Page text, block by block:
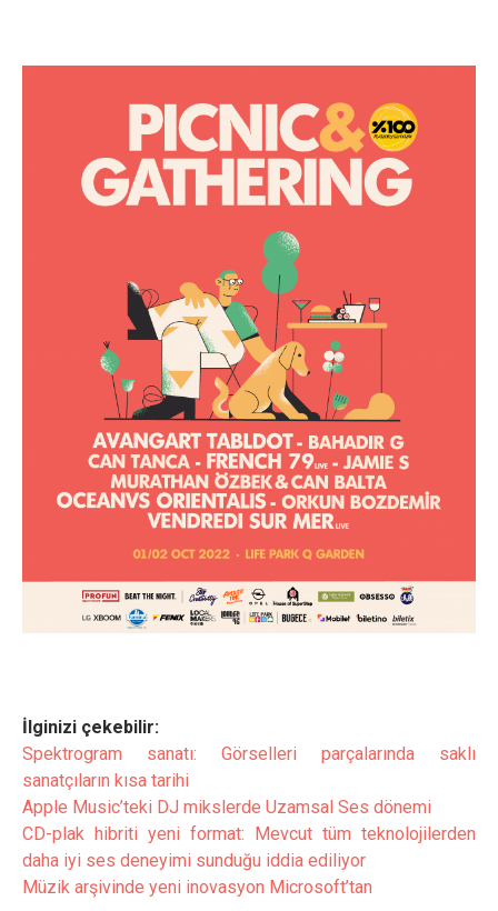
İlginizi çekebilir:
Spektrogram sanatı: Görselleri parçalarında saklı
sanatçıların kısa tarihi
Apple Music’teki DJ mikslerde Uzamsal Ses dönemi
CD-plak hibriti yeni format: Mevcut tüm teknolojilerden
daha iyi ses deneyimi sunduğu iddia ediliyor
Müzik arşivinde yeni inovasyon Microsoft’tan